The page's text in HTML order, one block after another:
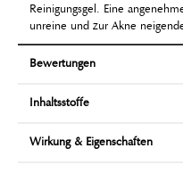
Reinigungsgel. Eine
unreine und zur Akne
Bewertungen
Inhaltsstoffe
Wirkung & Eigenschaften